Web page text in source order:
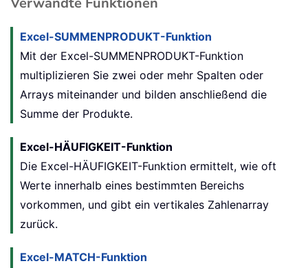
Excel-SUMMENPRODUKT-Funktion
Mit der Excel-SUMMENPRODUKT-Funktion
multiplizieren Sie zwei oder mehr Spalten oder
Arrays miteinander und bilden anschließend die
Summe der Produkte.
Excel-HÄUFIGKEIT-Funktion
Die Excel-HÄUFIGKEIT-Funktion ermittelt, wie oft
Werte innerhalb eines bestimmten Bereichs
vorkommen, und gibt ein vertikales Zahlenarray
zurück.
Excel-MATCH-Funktion